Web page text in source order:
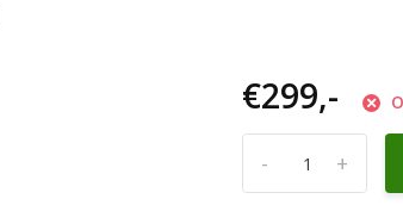
€299,-
+
-